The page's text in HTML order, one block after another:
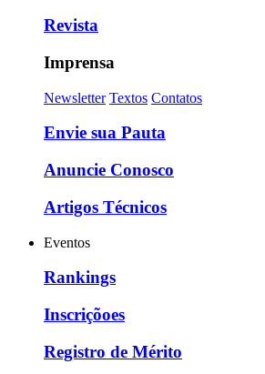
Revista
Imprensa
Newsletter Textos Contatos
Envie sua Pauta
Anuncie Conosco
Artigos Técnicos
Eventos
Rankings
Inscriçõoes
Registro de Mérito